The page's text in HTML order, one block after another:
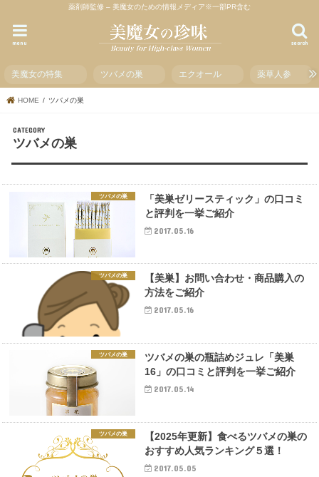
薬剤師監修 – 美魔女のための情報メディア※一部PR含む
search
menu
美魔女の特集 ツバメの巣 エクオール 薬草人参
HOME ツバメの巣
ツバメの巣
ツバメの巣
「美巣ゼリースティック」の口コミ
と評判を一挙ご紹介
2017.05.16
ツバメの巣
【美巣】お問い合わせ・商品購入の
方法をご紹介
2017.05.16
ツバメの巣
ツバメの巣の瓶詰めジュレ「美巣
16」の口コミと評判を一挙ご紹介
2017.05.14
ツバメの巣
【2025年更新】食べるツバメの巣の
おすすめ人気ランキング５選！
2017.05.05